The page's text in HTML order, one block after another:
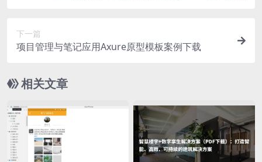
下一篇
项目管理与笔记应用Axure原型模板案例下载
相关文章